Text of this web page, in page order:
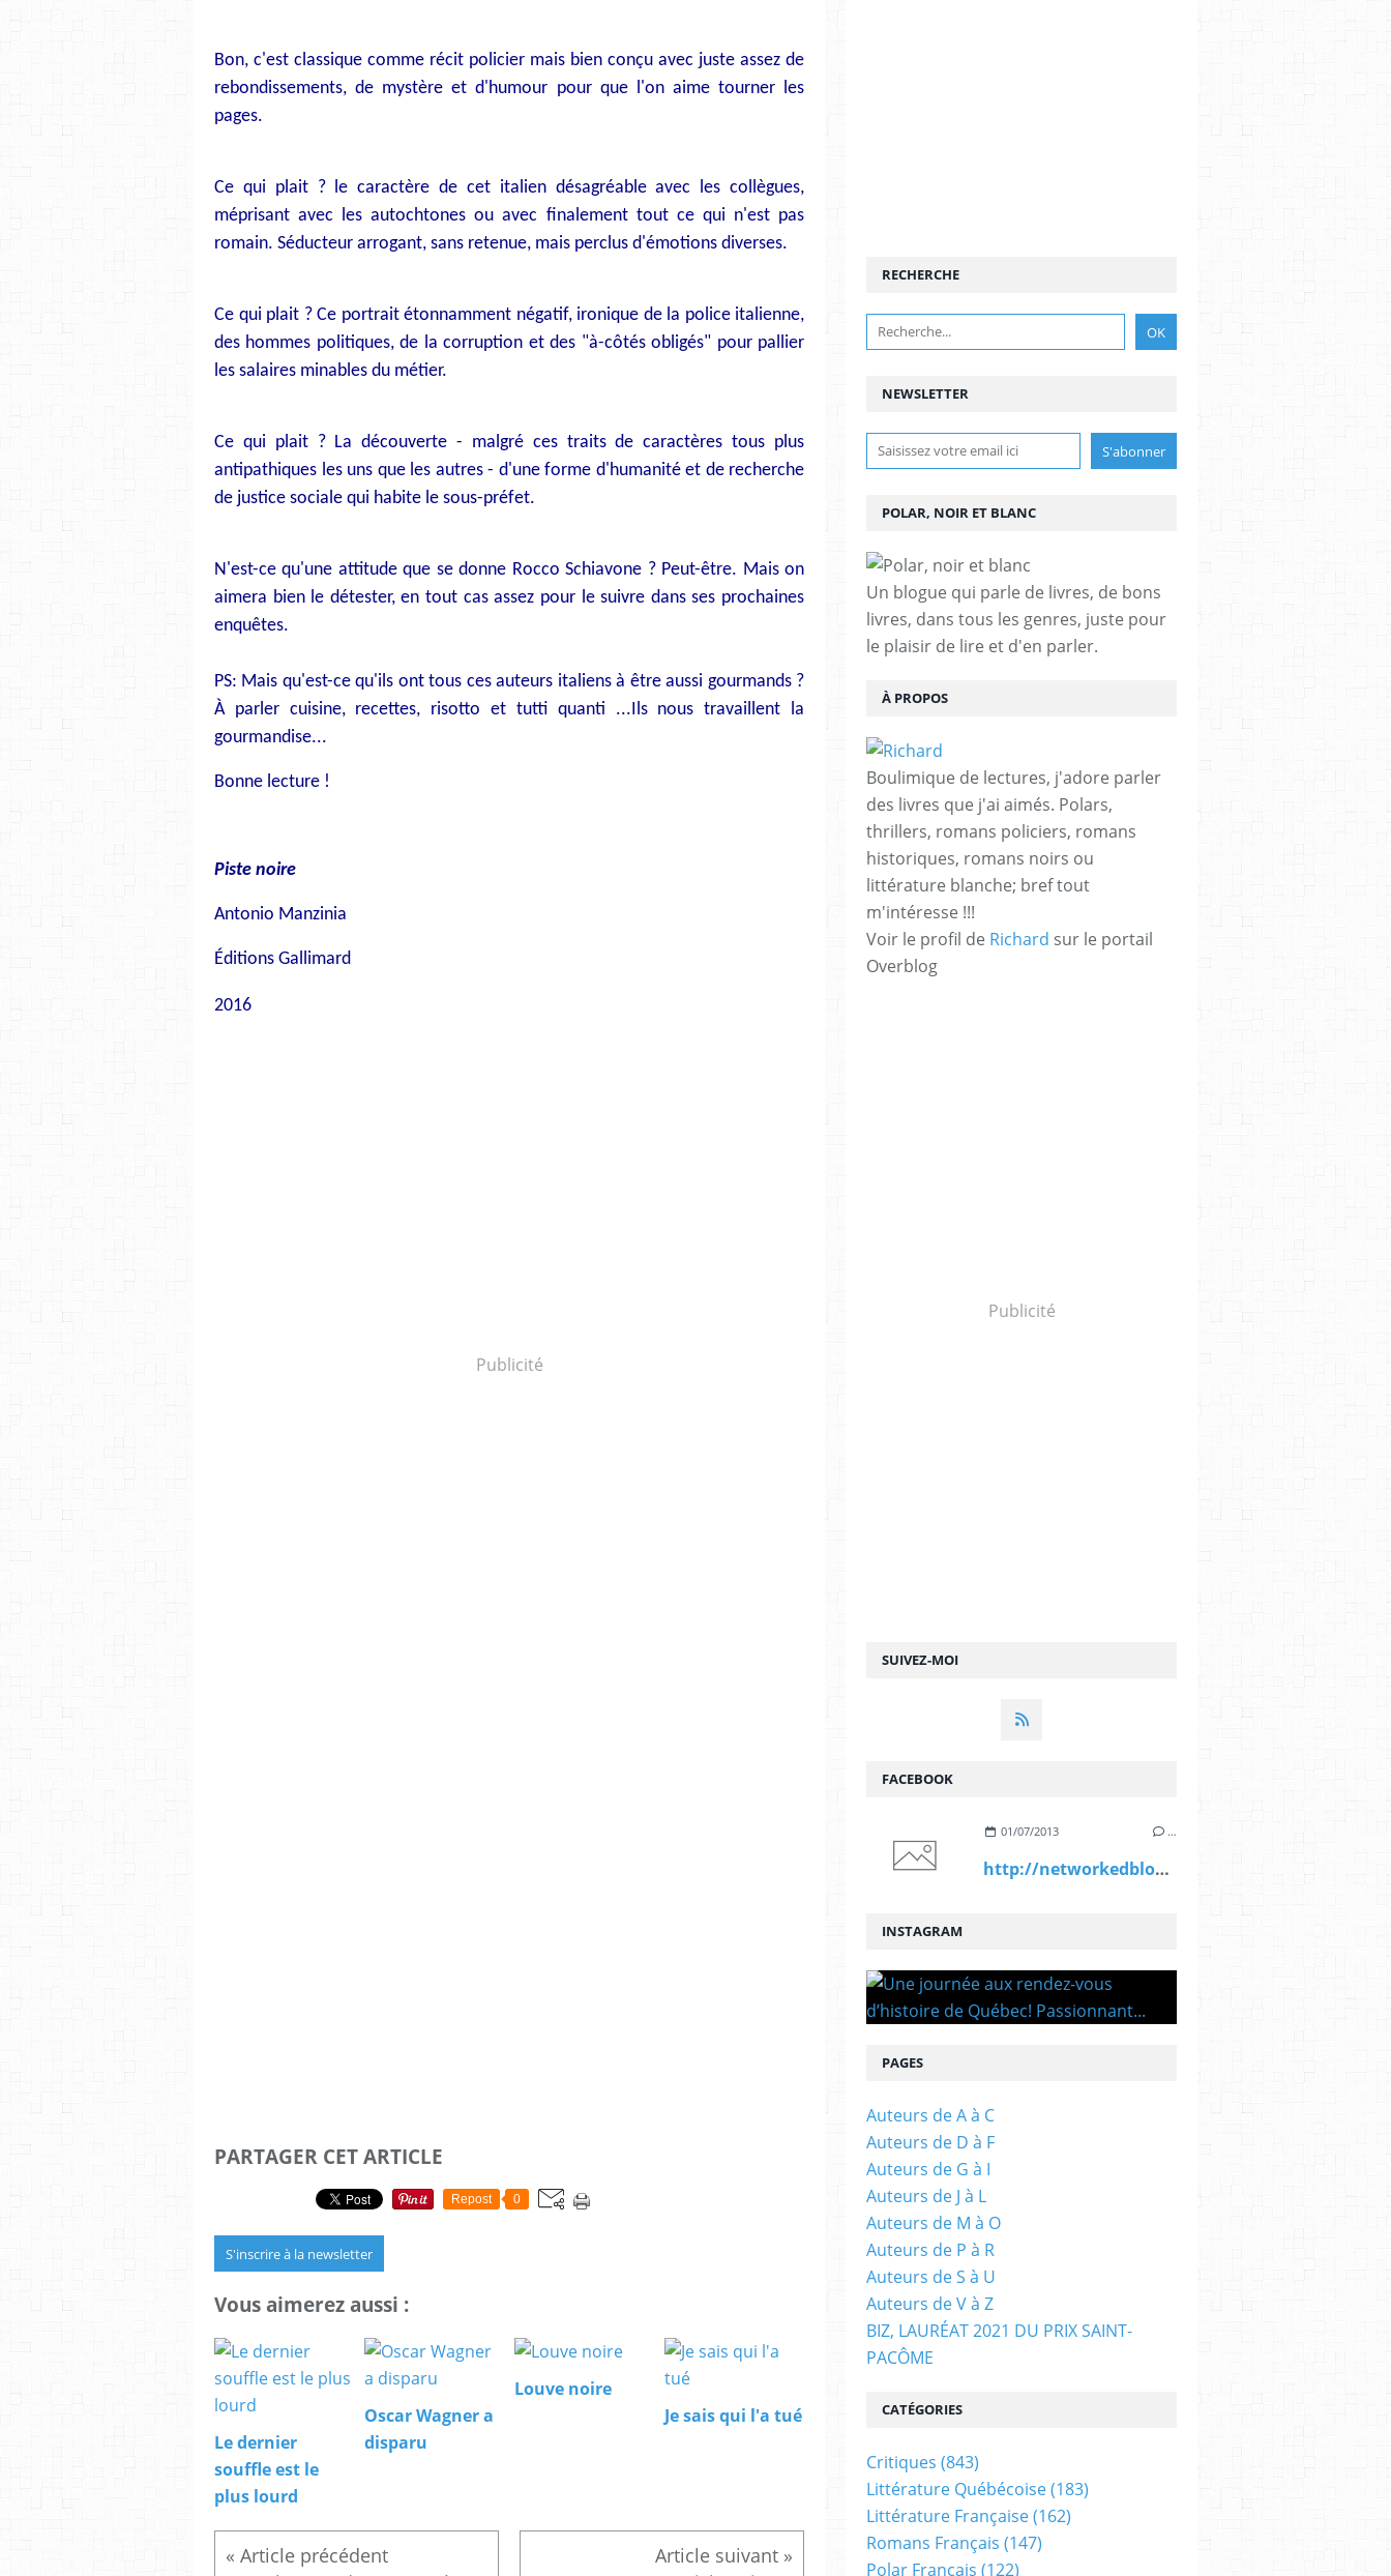
Bon, c'est classique comme récit policier mais bien conçu avec juste assez de
rebondissements, de mystère et d'humour pour que l'on aime tourner les
pages.
Ce qui plait ? le caractère de cet italien désagréable avec les collègues,
méprisant avec les autochtones ou avec finalement tout ce qui n'est pas
romain. Séducteur arrogant, sans retenue, mais perclus d'émotions diverses.
Ce qui plait ? Ce portrait étonnamment négatif, ironique de la police italienne,
des hommes politiques, de la corruption et des "à-côtés obligés" pour pallier
les salaires minables du métier.
Ce qui plait ? La découverte - malgré ces traits de caractères tous plus
antipathiques les uns que les autres - d'une forme d'humanité et de recherche
de justice sociale qui habite le sous-préfet.
N'est-ce qu'une attitude que se donne Rocco Schiavone ? Peut-être. Mais on
aimera bien le détester, en tout cas assez pour le suivre dans ses prochaines
enquêtes.
PS: Mais qu'est-ce qu'ils ont tous ces auteurs italiens à être aussi gourmands ?
À parler cuisine, recettes, risotto et tutti quanti ...Ils nous travaillent la
gourmandise...
Bonne lecture !
Piste noire
Antonio Manzinia
Éditions Gallimard
2016
Publicité
PARTAGER CET ARTICLE
Repost 0
S'inscrire à la newsletter
Vous aimerez aussi :
Le dernier
souffle est le
plus lourd
Oscar Wagner a
disparu
Louve noire
Je sais qui l'a tué
NEWSLETTER
SUIVEZ-MOI
RECHERCHE
POLAR, NOIR ET BLANC
Un blogue qui parle de livres, de bons
livres, dans tous les genres, juste pour
le plaisir de lire et d'en parler.
À PROPOS
Boulimique de lectures, j'adore parler
des livres que j'ai aimés. Polars,
thrillers, romans policiers, romans
historiques, romans noirs ou
littérature blanche; bref tout
m'intéresse !!!
Voir le profil de Richard sur le portail
Overblog
Publicité
FACEBOOK
01/07/2013 …
http://networkedblogs.com/Mri4d
INSTAGRAM
PAGES
Auteurs de A à C
Auteurs de D à F
Auteurs de G à I
Auteurs de J à L
Auteurs de M à O
Auteurs de P à R
Auteurs de S à U
Auteurs de V à Z
BIZ, LAURÉAT 2021 DU PRIX SAINT-
PACÔME
CATÉGORIES
Critiques (843)
Littérature Québécoise(183)
Littérature Française(162)
Romans Français (147)
Polar Français (122)